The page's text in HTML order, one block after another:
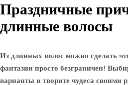
Праздничные
длинные волосы
Из длинных волос можно сделать
фантазии просто безграничен!
варианты и творите чудеса своими